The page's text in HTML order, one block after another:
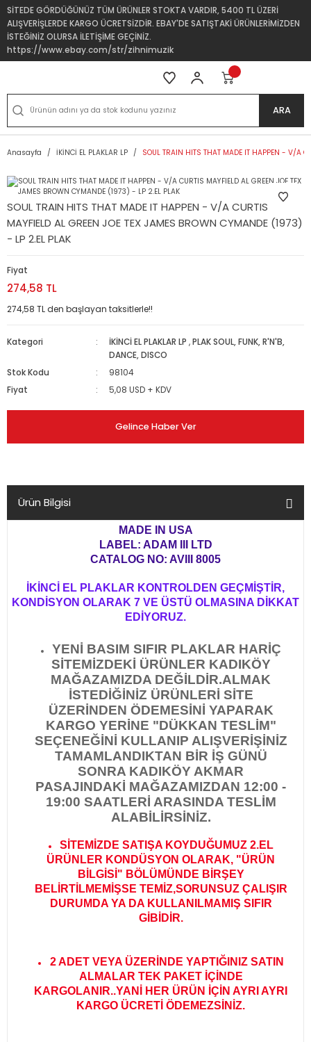
SİTEDE GÖRDÜĞÜNÜZ TÜM ÜRÜNLER STOKTA VARDIR, 5400 TL ÜZERİ
ALIŞVERİŞLERDE KARGO ÜCRETSİZDİR. EBAY'DE SATIŞTAKİ ÜRÜNLERİMİZDEN
İSTEĞİNİZ OLURSA İLETİŞİME GEÇİNİZ.
https://www.ebay.com/str/zihnimuzik
ARA
Anasayfa İKİNCİ EL PLAKLAR LP SOUL TRAIN HITS THAT MADE IT HAPPEN - V/A
SOUL TRAIN HITS THAT MADE IT HAPPEN - V/A CURTIS
MAYFIELD AL GREEN JOE TEX JAMES BROWN CYMANDE (1973)
- LP 2.EL PLAK
Fiyat
274,58 TL
274,58 TL den başlayan taksitlerle!!
Kategori İKİNCİ EL PLAKLAR LP ,PLAK SOUL, FUNK, R'N'B,
DANCE, DISCO
Stok Kodu
98104
Fiyat
5,08 USD + KDV
Gelince Haber Ver
Ürün Bilgisi
MADE IN USA
LABEL: ADAM III LTD
CATALOG NO: AVIII 8005
İKİNCİ EL PLAKLAR KONTROLDEN GEÇMİŞTİR,
KONDİSYON OLARAK 7 VE ÜSTÜ OLMASINA DİKKAT
EDİYORUZ.
YENİ BASIM SIFIR PLAKLAR HARİÇ
SİTEMİZDEKİ ÜRÜNLER KADIKÖY
MAĞAZAMIZDA DEĞİLDİR.ALMAK
İSTEDİĞİNİZ ÜRÜNLERİ SİTE
ÜZERİNDEN ÖDEMESİNİ YAPARAK
KARGO YERİNE "DÜKKAN TESLİM"
SEÇENEĞİNİ KULLANIP ALIŞVERİŞİNİZ
TAMAMLANDIKTAN BİR İŞ GÜNÜ
SONRA KADIKÖY AKMAR
PASAJINDAKİ MAĞAZAMIZDAN 12:00 -
19:00 SAATLERİ ARASINDA TESLİM
ALABİLİRSİNİZ.
SİTEMİZDE SATIŞA KOYDUĞUMUZ 2.EL
ÜRÜNLER KONDÜSYON OLARAK, "ÜRÜN
BİLGİSİ" BÖLÜMÜNDE BİRŞEY
BELİRTİLMEMİŞSE TEMİZ,SORUNSUZ ÇALIŞIR
DURUMDA YA DA KULLANILMAMIŞ SIFIR
GİBİDİR.
2 ADET VEYA ÜZERİNDE YAPTIĞINIZ SATIN
ALMALAR TEK PAKET İÇİNDE
KARGOLANIR..YANİ HER ÜRÜN İÇİN AYRI AYRI
KARGO ÜCRETİ ÖDEMEZSİNİZ.